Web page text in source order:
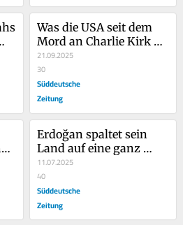
Was die USA seit dem
Mord an Charlie Kirk
erleben, erinnert an die
Türkei
21.09.2025
30
Süddeutsche
Zeitung
Erdoğan spaltet sein
Land auf eine ganz
neue Art
11.07.2025
40
Süddeutsche
Zeitung